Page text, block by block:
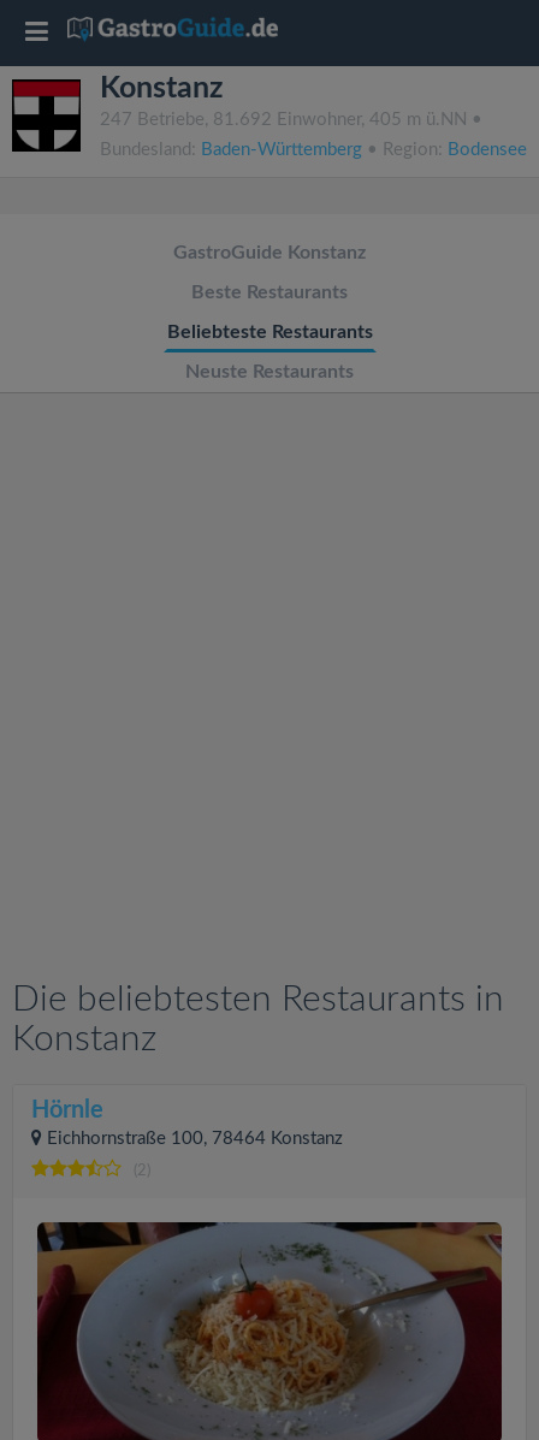
Konstanz
247 Betriebe, 81.692 Einwohner, 405 m ü.NN •
Bundesland: Baden-Württemberg • Region: Bodensee
GastroGuide Konstanz
Beste Restaurants
Beliebteste Restaurants
Neuste Restaurants
Die beliebtesten Restaurants in
Konstanz
Hörnle
Eichhornstraße 100, 78464 Konstanz
(2)
T
o
g